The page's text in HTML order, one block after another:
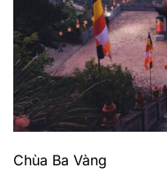
Chùa Ba Vàng